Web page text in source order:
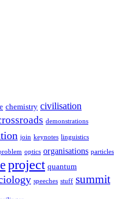
chemistry civilisation
demonstrations
join keynotes linguistics
optics organisations particles
project quantum
speeches stuff summit